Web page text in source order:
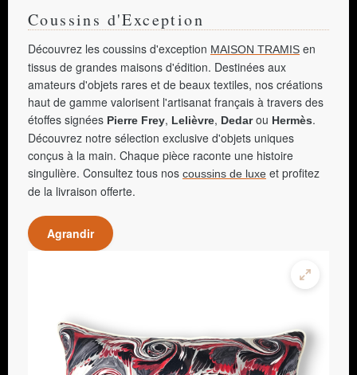
Coussins d'Exception
Découvrez les coussins d'exception MAISON TRAMIS en
tissus de grandes maisons d'édition. Destinées aux
amateurs d'objets rares et de beaux textiles, nos créations
haut de gamme valorisent l'artisanat français à travers des
étoffes signées Pierre Frey, Lelièvre, Dedarou Hermès.
Découvrez notre sélection exclusive d'objets uniques
conçus à la main. Chaque pièce raconte une histoire
singulière. Consultez tous nos coussins de luxe et profitez
de la livraison offerte.
Agrandir